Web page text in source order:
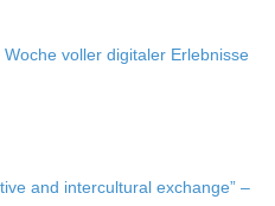
vol­ler digi­ta­ler Erleb­nisse
and inter­cul­tu­ral exch­ange” –